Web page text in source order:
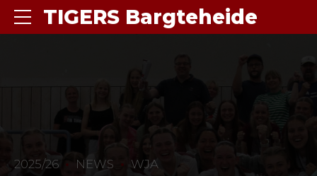
TIGERS Bargteheide
2025/26 NEWS WJA